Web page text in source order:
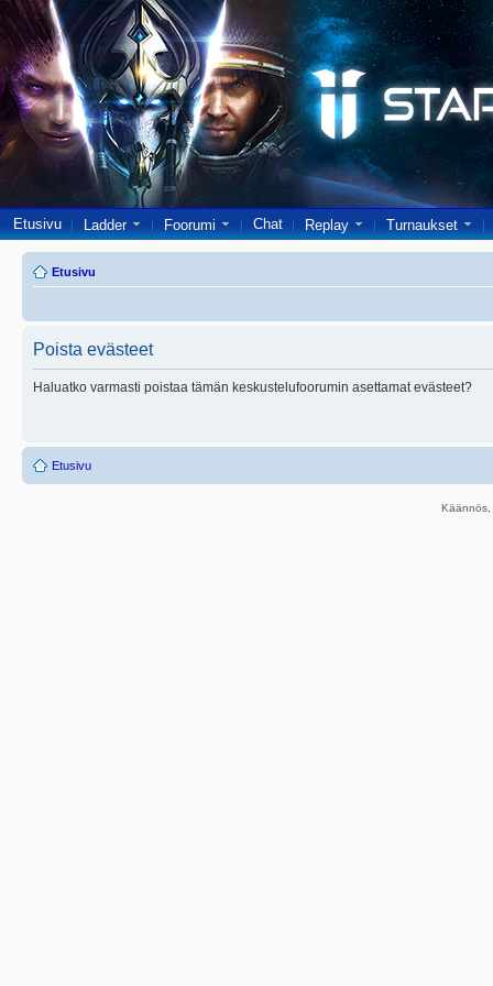
Etusivu Ladder Foorumi Chat Replay Turnaukset
Etusivu
Poista evästeet
Haluatko varmasti poistaa tämän keskustelufoorumin asettamat evästeet?
Etusivu